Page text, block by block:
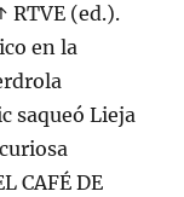
RTVE (ed.).
en la
saqueó Lieja
CAFÉ DE